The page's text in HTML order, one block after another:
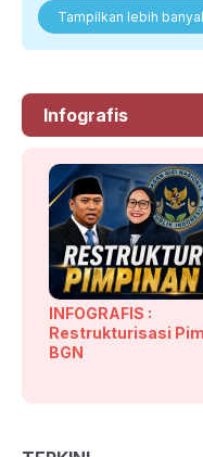
Tampilkan lebih
Infografis
INFOGRAFIS :
Restrukturisasi
BGN